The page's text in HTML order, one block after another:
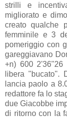
strilli e
migliorato e
creato qualche
femminile e 3
pomeriggio con
gareggiavano
+n) 600
libera "bucato".
lancia paolo a
redattore fa lo
due Giacobbe
di ritorno con la